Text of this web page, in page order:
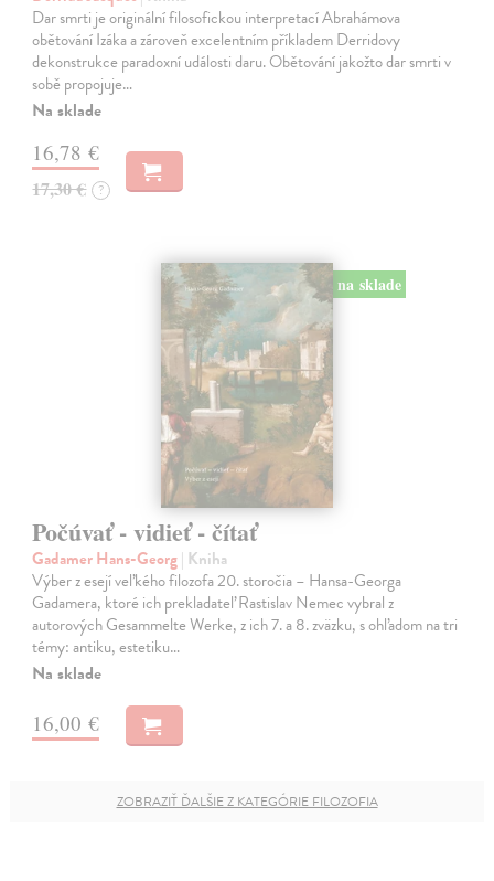
Dar smrti je originální filosofickou interpretací Abrahámova
obětování Izáka a zároveň excelentním příkladem Derridovy
dekonstrukce paradoxní události daru. Obětování jakožto dar smrti v
sobě propojuje…
Na sklade
16,78 €
17,30 € ?
na sklade
Počúvať - vidieť - čítať
Gadamer Hans-Georg| Kniha
Výber z esejí veľkého filozofa 20. storočia – Hansa-Georga
Gadamera, ktoré ich prekladateľ Rastislav Nemec vybral z
autorových Gesammelte Werke, z ich 7. a 8. zväzku, s ohľadom na tri
témy: antiku, estetiku…
Na sklade
16,00 €
ZOBRAZIŤ ĎALŠIE Z KATEGÓRIE FILOZOFIA